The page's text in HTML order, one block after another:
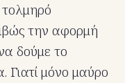
την αφορμή
δούμε το
Γιατί μόνο μαύρο